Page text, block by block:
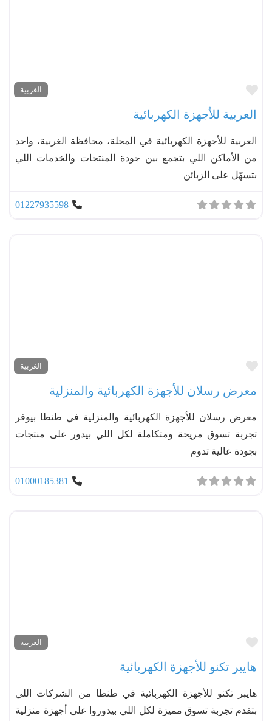
الغربية
مفضل
العربية للأجهزة الكهربائية
العربية للأجهزة الكهربائية في المحلة، محافظة الغربية، واحد
من الأماكن اللي بتجمع بين جودة المنتجات والخدمات اللي
بتسهّل على الزبائن
01227935598
الغربية
مفضل
معرض رسلان للأجهزة الكهربائية والمنزلية
معرض رسلان للأجهزة الكهربائية والمنزلية في طنطا بيوفر
تجربة تسوق مريحة ومتكاملة لكل اللي بيدور على منتجات
بجودة عالية تدوم
01000185381
الغربية
مفضل
هايبر تكنو للأجهزة الكهربائية
هايبر تكنو للأجهزة الكهربائية في طنطا من الشركات اللي
بتقدم تجربة تسوق مميزة لكل اللي بيدوروا على أجهزة منزلية